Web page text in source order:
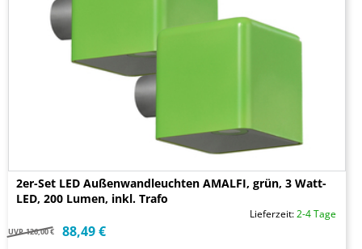
2er-Set LED Außenwandleuchten AMALFI, grün, 3 Watt-
LED, 200 Lumen, inkl. Trafo
Lieferzeit:2-4 Tage
UVP 126,00 € 88,49 €